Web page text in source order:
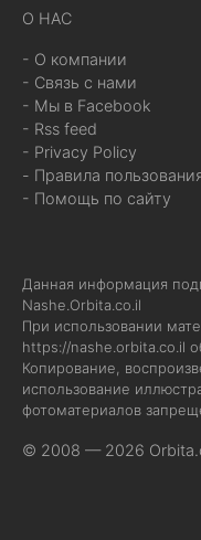
О НАС
- О компании
- Связь с нами
- Мы в Facebook
- Rss feed
- Privacy Policy
- Правила
- Помощь по сайту
Данная информация
Nashe.Orbita.co.il
При использовании
https://nashe.orbita.co.il
Копирование,
использование
фотоматериалов
© 2008 — 2026